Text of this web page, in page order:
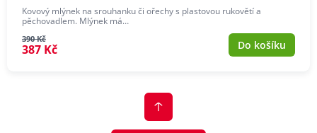
Kovový mlýnek na srouhanku či ořechy s plastovou rukovětí a
pěchovadlem. Mlýnek má…
390 Kč
387 Kč Do košíku